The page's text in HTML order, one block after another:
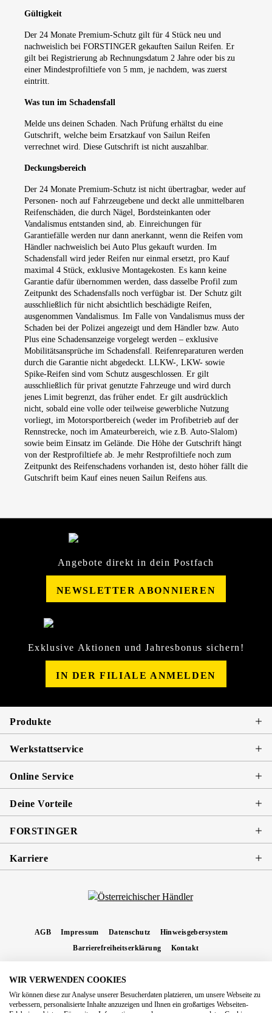
Gültigkeit
Der 24 Monate Premium-Schutz gilt für 4 Stück neu und
nachweislich bei FORSTINGER gekauften Sailun Reifen. Er
gilt bei Registrierung ab Rechnungsdatum 2 Jahre oder bis zu
einer Mindestprofiltiefe von 5 mm, je nachdem, was zuerst
eintritt.
Was tun im Schadensfall
Melde uns deinen Schaden. Nach Prüfung erhältst du eine
Gutschrift, welche beim Ersatzkauf von Sailun Reifen
verrechnet wird. Diese Gutschrift ist nicht auszahlbar.
Deckungsbereich
Der 24 Monate Premium-Schutz ist nicht übertragbar, weder auf
Personen- noch auf Fahrzeugebene und deckt alle unmittelbaren
Reifenschäden, die durch Nägel, Bordsteinkanten oder
Vandalismus entstanden sind, ab. Einreichungen für
Garantiefälle werden nur dann anerkannt, wenn die Reifen vom
Händler nachweislich bei Auto Plus gekauft wurden. Im
Schadensfall wird jeder Reifen nur einmal ersetzt, pro Kauf
maximal 4 Stück, exklusive Montagekosten. Es kann keine
Garantie dafür übernommen werden, dass dasselbe Profil zum
Zeitpunkt des Schadensfalls noch verfügbar ist. Der Schutz gilt
ausschließlich für nicht absichtlich beschädigte Reifen,
ausgenommen Vandalismus. Im Falle von Vandalismus muss der
Schaden bei der Polizei angezeigt und dem Händler bzw. Auto
Plus eine Schadensanzeige vorgelegt werden – exklusive
Mobilitätsansprüche im Schadensfall. Reifenreparaturen werden
durch die Garantie nicht abgedeckt. LLKW-, LKW- sowie
Spike-Reifen sind vom Schutz ausgeschlossen. Er gilt
ausschließlich für privat genutzte Fahrzeuge und wird durch
jenes Limit begrenzt, das früher endet. Er gilt ausdrücklich
nicht, sobald eine volle oder teilweise gewerbliche Nutzung
vorliegt, im Motorsportbereich (weder im Profibetrieb auf der
Rennstrecke, noch im Amateurbereich, wie z.B. Auto-Slalom)
sowie beim Einsatz im Gelände. Die Höhe der Gutschrift hängt
von der Restprofiltiefe ab. Je mehr Restprofiltiefe noch zum
Zeitpunkt des Reifenschadens vorhanden ist, desto höher fällt die
Gutschrift beim Kauf eines neuen Sailun Reifens aus.
Angebote direkt in dein Postfach
NEWSLETTER ABONNIEREN
Exklusive Aktionen und Jahresbonus sichern!
IN DER FILIALE ANMELDEN
Produkte
Werkstattservice
Online Service
Deine Vorteile
FORSTINGER
Karriere
AGB Impressum Datenschutz
Hinweisgebersystem
Barrierefreiheitserklärung
Kontakt
Nachnahmegebühren, wenn nicht anders angegeben.
WIR VERWENDEN COOKIES
Wir können diese zur Analyse unserer Besucherdaten platzieren, um unsere Webseite zu
verbessern, personalisierte Inhalte anzuzeigen und Ihnen ein großartiges Webseiten-